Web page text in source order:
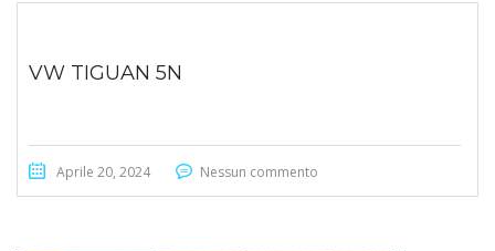
VW TIGUAN 5N
Aprile 20, 2024 Nessun commento